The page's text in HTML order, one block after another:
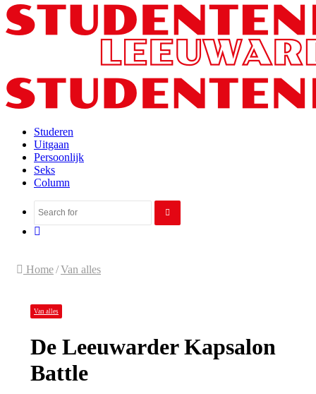
Studeren
Uitgaan
Persoonlijk
Seks
Column
Search
Home/Van alles
Van alles
De Leeuwarder Kapsalon
Battle